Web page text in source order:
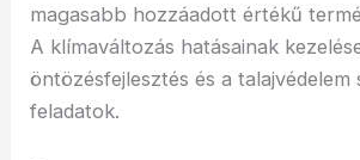
magasabb hozzáadott értékű
A klímaváltozás hatásainak
öntözésfejlesztés és a talajvédelem
feladatok.